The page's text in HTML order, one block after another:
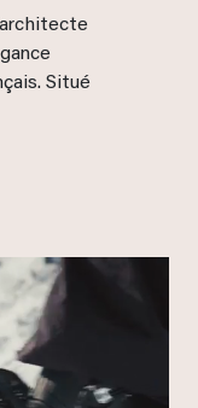
Situé